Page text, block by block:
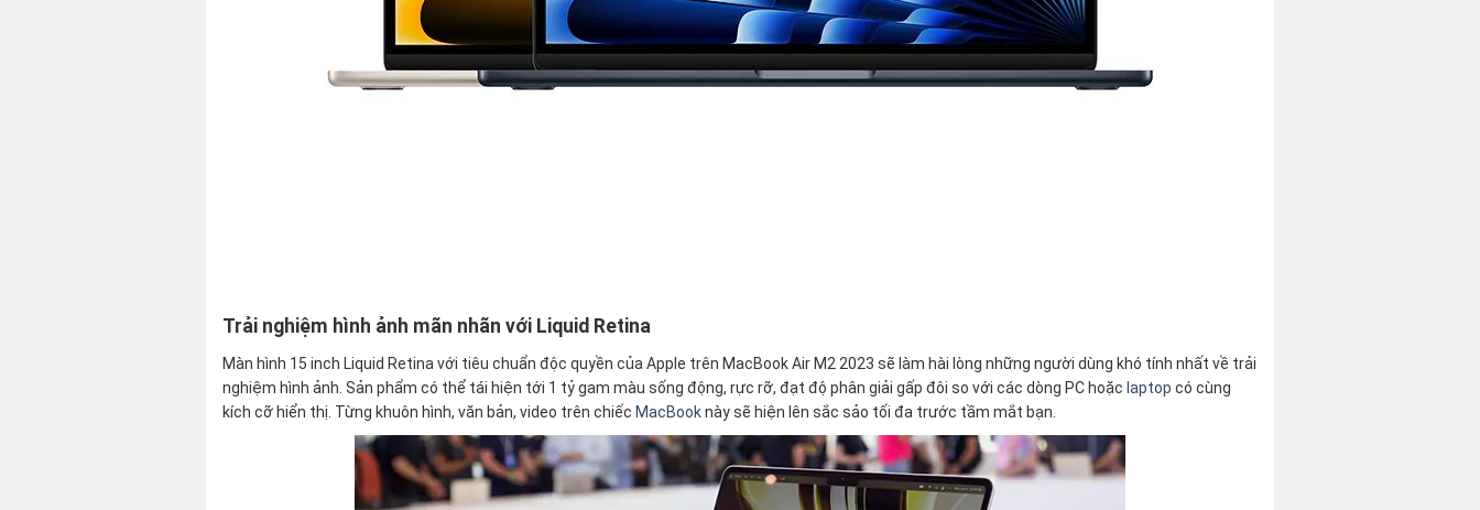
Trải nghiệm hình ảnh mãn nhãn với Liquid Retina
Màn hình 15 inch Liquid Retina với tiêu chuẩn độc quyền của Apple trên MacBook Air M2 2023 sẽ làm hài lòng những người dùng khó tính nhất về trải
nghiệm hình ảnh. Sản phẩm có thể tái hiện tới 1 tỷ gam màu sống động, rực rỡ, đạt độ phân giải gấp đôi so với các dòng PC hoặc laptop có cùng
kích cỡ hiển thị. Từng khuôn hình, văn bản, video trên chiếc MacBooknày sẽ hiện lên sắc sảo tối đa trước tầm mắt bạn.